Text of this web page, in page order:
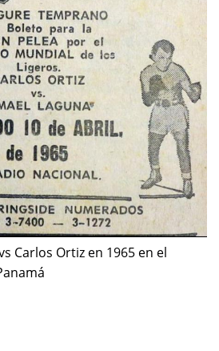
Carlos Ortiz en 1965 en el